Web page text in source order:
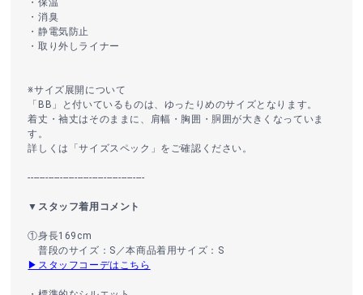
・消臭
・静電気防止
・取り外しライナー
※サイズ展開について
「BB」と付いているものは、ゆったりめのサイズとなります。
着丈・袖丈はそのままに、肩幅・胸囲・胴囲が大きくなっていま
す。
詳しくは「サイズスペック」をご確認ください。
----------------------------------------
▼スタッフ着用コメント
①身長169cm
普段のサイズ：S／本商品着用サイズ：S
▶スタッフコーデはこちら